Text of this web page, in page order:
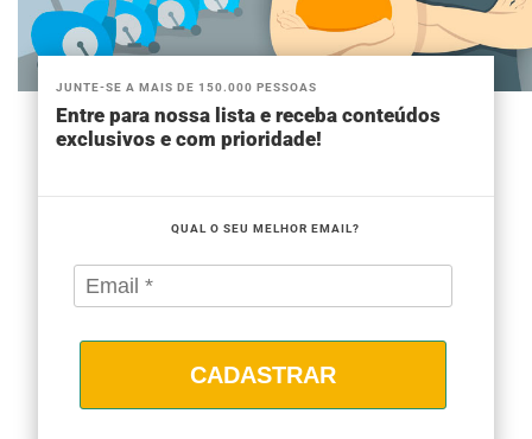
JUNTE-SE A MAIS DE 150.000 PESSOAS
Entre para nossa lista e receba conteúdos
exclusivos e com prioridade!
QUAL O SEU MELHOR EMAIL?
CADASTRAR